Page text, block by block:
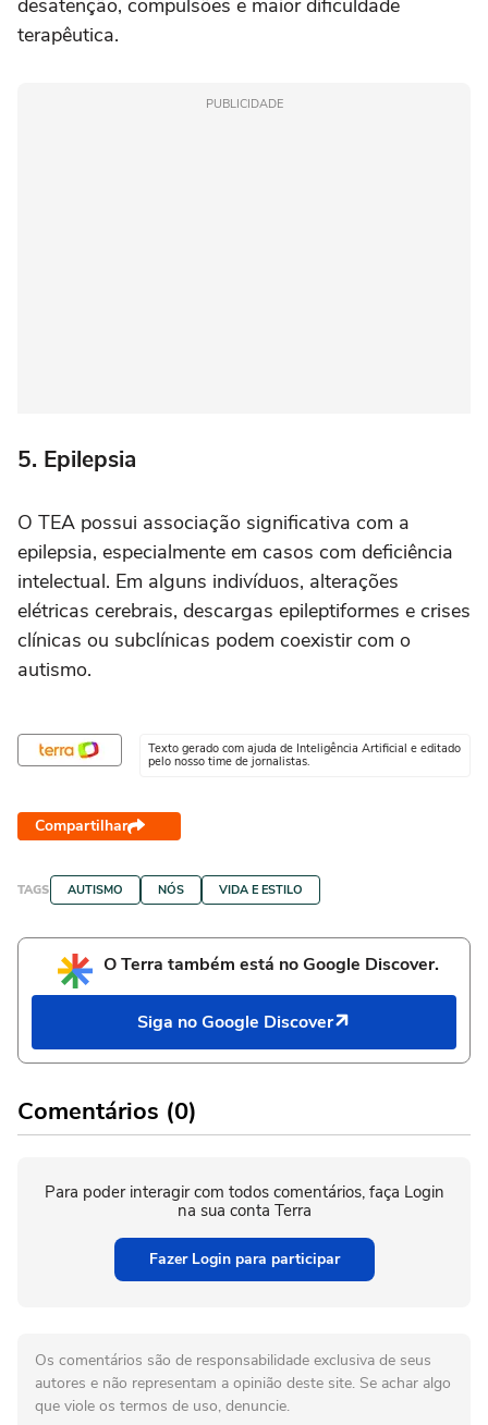
desatenção, compulsões e maior dificuldade
terapêutica.
PUBLICIDADE
5. Epilepsia
O TEA possui associação significativa com a
epilepsia, especialmente em casos com deficiência
intelectual. Em alguns indivíduos, alterações
elétricas cerebrais, descargas epileptiformes e crises
clínicas ou subclínicas podem coexistir com o
autismo.
Texto gerado com ajuda de Inteligência Artificial e editado
pelo nosso time de jornalistas.
Compartilhar
TAGS AUTISMO NÓS VIDA E ESTILO
O Terra também está no Google Discover.
Siga no Google Discover
Comentários (0)
Para poder interagir com todos comentários, faça Login
na sua conta Terra
Fazer Login para participar
Os comentários são de responsabilidade exclusiva de seus
autores e não representam a opinião deste site. Se achar algo
que viole os termos de uso, denuncie.